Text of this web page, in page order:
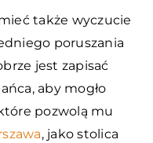
także wyczucie
poruszania
jest zapisać
aby mogło
pozwolą mu
, jako stolica